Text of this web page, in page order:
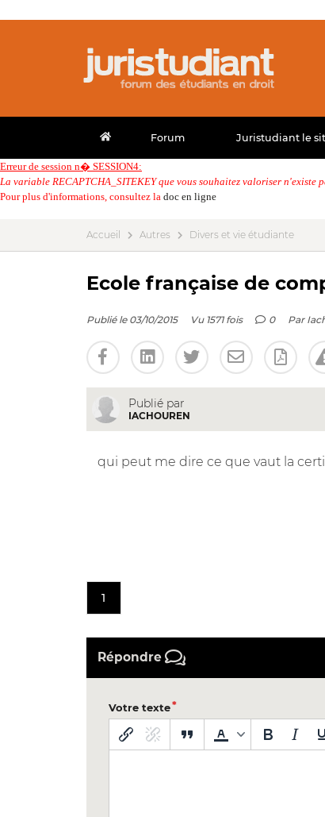
Forum Juristudiant le
Erreur de session n� SESSION4:
La variable RECAPTCHA_SITEKEY que vous souhaitez valoriser n'existe
Pour plus d'informations, consultez la doc en ligne
Accueil Autres Divers et vie étudiante
Ecole française de
Publié le 03/10/2015 Vu 1571 fois 0 Par
Publié par
IACHOUREN
qui peut me dire ce que vaut la
1
Répondre
Votre texte